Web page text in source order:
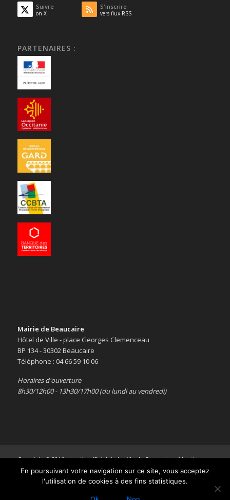
Suivre
on X
S'inscrire
vers flux RSS
PARTENAIRES :
Mairie de Beaucaire
Hôtel de Ville - place Georges Clemenceau
BP 134 - 30302 Beaucaire
Téléphone : 04 66 59 10 06
Horaires d'ouverture
8h30/12h00 - 13h30/17h00 (du lundi au vendredi)
Copyright © 2016 -Le site officiel de la ville de Beaucaire-Mentions
légales
En poursuivant votre navigation sur ce site, vous acceptez
l'utilisation de cookies à des fins statistiques.